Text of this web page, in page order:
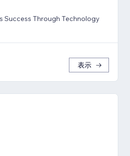
Success Through Technology
表示